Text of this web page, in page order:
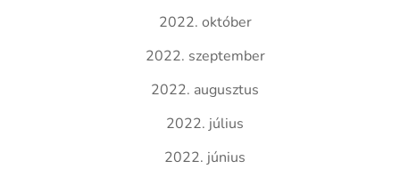
2022. október
2022. szeptember
2022. augusztus
2022. július
2022. június